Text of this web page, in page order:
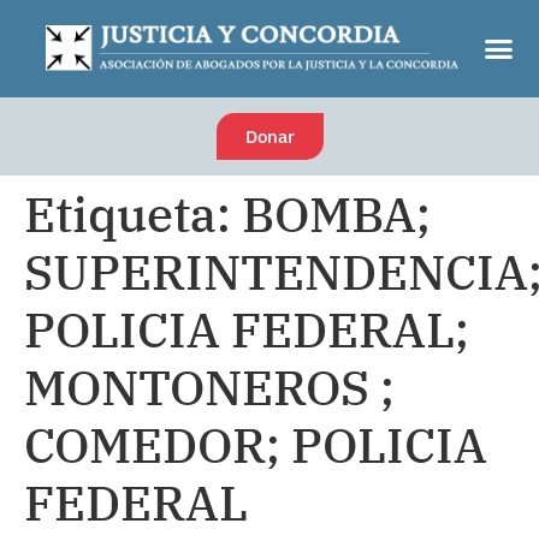
Donar
Etiqueta: BOMBA;
POLICIA FEDERAL;
MONTONEROS ;
COMEDOR; POLICIA
FEDERAL